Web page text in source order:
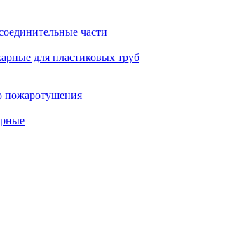
части
для пластиковых труб
пожаротушения